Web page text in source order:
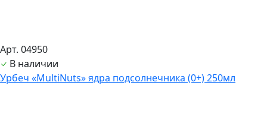
Арт. 04950
В наличии
Урбеч «MultiNuts» ядра подсолнечника (0+) 250мл